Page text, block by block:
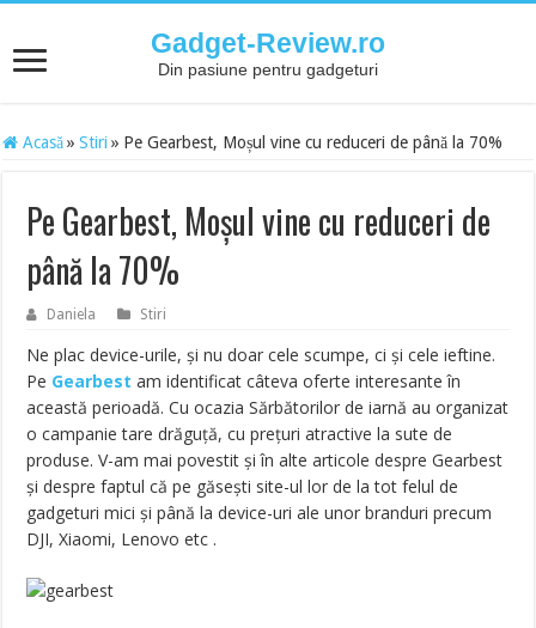
Gadget-Review.ro
Din pasiune pentru gadgeturi
Acasă » Stiri » Pe Gearbest, Moșul vine cu reduceri de până la 70%
Pe Gearbest, Moșul vine cu reduceri de
până la 70%
Daniela Stiri
Ne plac device-urile, și nu doar cele scumpe, ci și cele ieftine.
Pe Gearbest am identificat câteva oferte interesante în
această perioadă. Cu ocazia Sărbătorilor de iarnă au organizat
o campanie tare drăguță, cu prețuri atractive la sute de
produse. V-am mai povestit și în alte articole despre Gearbest
și despre faptul că pe găsești site-ul lor de la tot felul de
gadgeturi mici și până la device-uri ale unor branduri precum
DJI, Xiaomi, Lenovo etc .